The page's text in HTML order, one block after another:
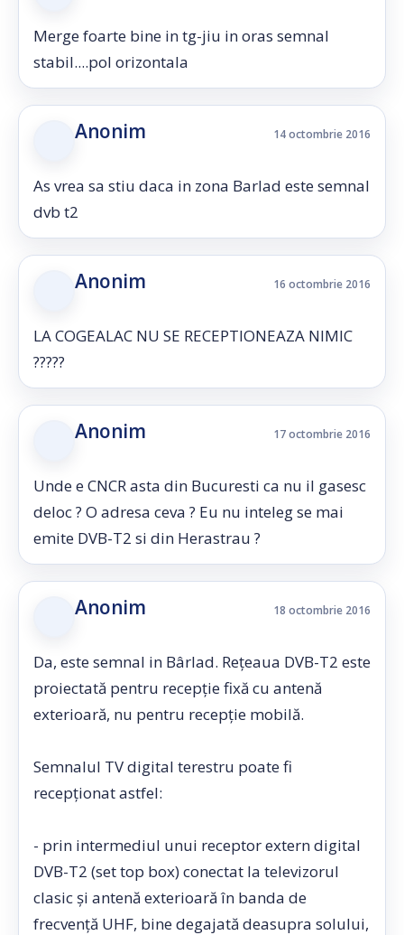
Merge foarte bine in tg-jiu in oras semnal
stabil....pol orizontala
Anonim 14 octombrie 2016
As vrea sa stiu daca in zona Barlad este semnal
dvb t2
Anonim 16 octombrie 2016
LA COGEALAC NU SE RECEPTIONEAZA NIMIC
?????
Anonim 17 octombrie 2016
Unde e CNCR asta din Bucuresti ca nu il gasesc
deloc ? O adresa ceva ? Eu nu inteleg se mai
emite DVB-T2 si din Herastrau ?
Anonim 18 octombrie 2016
Da, este semnal in Bârlad. Rețeaua DVB-T2 este
proiectată pentru recepție fixă cu antenă
exterioară, nu pentru recepție mobilă.
Semnalul TV digital terestru poate fi
recepționat astfel:
- prin intermediul unui receptor extern digital
DVB-T2 (set top box) conectat la televizorul
clasic şi antenă exterioară în banda de
frecvență UHF, bine degajată deasupra solului,